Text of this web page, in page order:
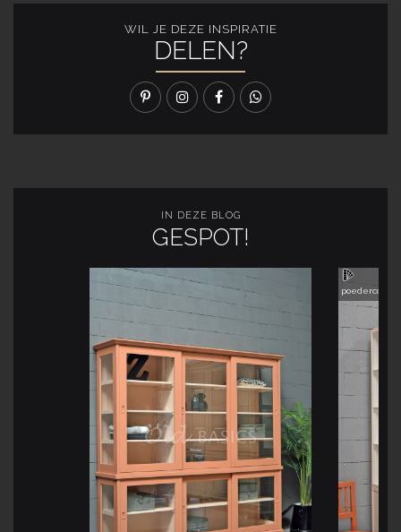
WIL JE DEZE INSPIRATIE
DELEN?
IN DEZE BLOG
GESPOT!